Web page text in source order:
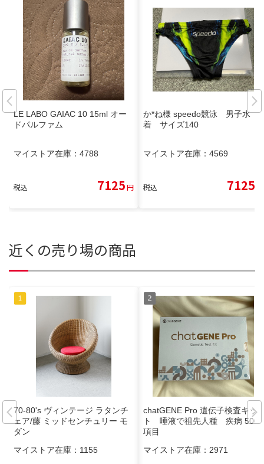
LE LABO GAIAC 10 15ml オー
ドパルファム
マイストア在庫： 4788
税込 7125円
か*ね様 speedo競泳 男子水
着 サイズ140
マイストア在庫： 4569
税込 7125
近くの売り場の商品
70-80's ヴィンテージ ラタンチ
ェア/藤 ミッドセンチュリー モ
ダン
マイストア在庫： 1155
chatGENE Pro 遺伝子検査キッ
ト 唾液で祖先人種 疾病 500
項目
マイストア在庫： 2971